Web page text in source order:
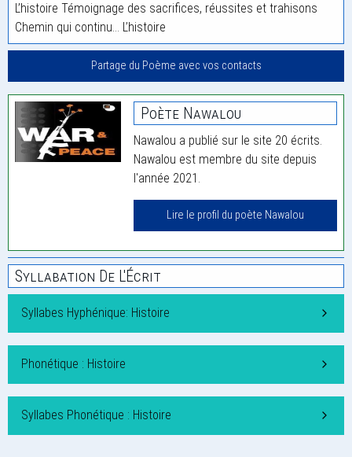
L’histoire Témoignage des sacrifices, réussites et trahisons
Chemin qui continu… L’histoire
Partage du Poème avec vos contacts
Poète Nawalou
Nawalou a publié sur le site 20 écrits.
Nawalou est membre du site depuis
l'année 2021.
Lire le profil du poète Nawalou
Syllabation De L'Écrit
Syllabes Hyphénique: Histoire
Phonétique : Histoire
Syllabes Phonétique : Histoire